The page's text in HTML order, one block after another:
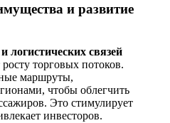
и развитие
логистических связей
торговых потоков.
маршруты,
чтобы облегчить
Это стимулирует
инвесторов.